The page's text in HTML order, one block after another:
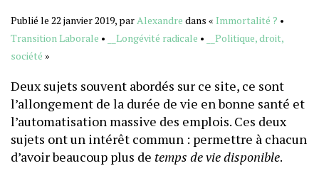
Publié le 22 janvier 2019, parAlexandre dans « Immortalité ? •
Transition Laborale • __Longévité radicale •
__Politique, droit,
société »
Deux sujets souvent abordés sur ce site, ce sont
l’allongement de la durée de vie en bonne santé et
l’automatisation massive des emplois. Ces deux
sujets ont un intérêt commun : permettre à chacun
d’avoir beaucoup plus de temps de vie disponible.